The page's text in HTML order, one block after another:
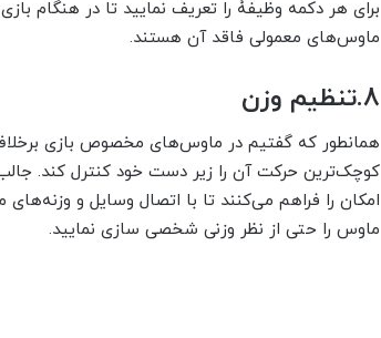
برای هر دکمه وظیفۀ را تعریف نمایید تا در هنگام
ماوس‌های معمولی فاقد آن هستند.
8. تنظیم وزن
همانطور که گفتیم در ماوس‌های مخصوص بازی
کوچک‌ترین حرکت آن را زیر دست خود کنترل کند.
امکان را فراهم می‌کنند تا با اتصال وسایل و
ماوس را حتی از نظر وزنی شخصی سازی نمایید.